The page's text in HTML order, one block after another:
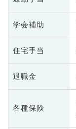
学会補助
住宅手当
退職金
各種保険